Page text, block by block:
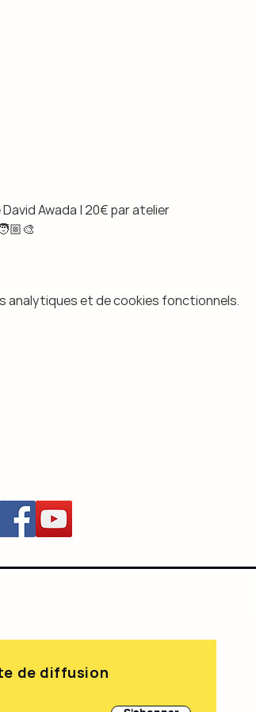
Awada | 20€ par atelier
analytiques et de cookies fonctionnels.
de diffusion